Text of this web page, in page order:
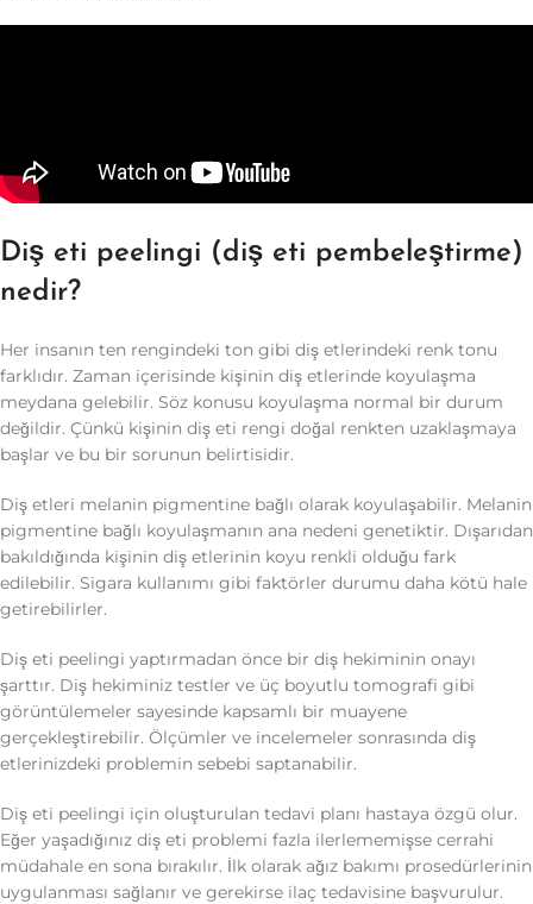
Diş eti peelingi (diş eti pembeleştirme)
nedir?
Her insanın ten rengindeki ton gibi diş etlerindeki renk tonu
farklıdır. Zaman içerisinde kişinin diş etlerinde koyulaşma
meydana gelebilir. Söz konusu koyulaşma normal bir durum
değildir. Çünkü kişinin diş eti rengi doğal renkten uzaklaşmaya
başlar ve bu bir sorunun belirtisidir.
Diş etleri melanin pigmentine bağlı olarak koyulaşabilir. Melanin
pigmentine bağlı koyulaşmanın ana nedeni genetiktir. Dışarıdan
bakıldığında kişinin diş etlerinin koyu renkli olduğu fark
edilebilir. Sigara kullanımı gibi faktörler durumu daha kötü hale
getirebilirler.
Diş eti peelingi yaptırmadan önce bir diş hekiminin onayı
şarttır. Diş hekiminiz testler ve üç boyutlu tomografi gibi
görüntülemeler sayesinde kapsamlı bir muayene
gerçekleştirebilir. Ölçümler ve incelemeler sonrasında diş
etlerinizdeki problemin sebebi saptanabilir.
Diş eti peelingi için oluşturulan tedavi planı hastaya özgü olur.
Eğer yaşadığınız diş eti problemi fazla ilerlememişse cerrahi
müdahale en sona bırakılır. İlk olarak ağız bakımı prosedürlerinin
uygulanması sağlanır ve gerekirse ilaç tedavisine başvurulur.